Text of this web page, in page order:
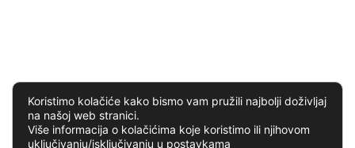
Koristimo kolačiće kako bismo vam pružili najbolji doživljaj
na našoj web stranici.
Više informacija o kolačićima koje koristimo ili njihovom
uključivanju/isključivanju u postavkama